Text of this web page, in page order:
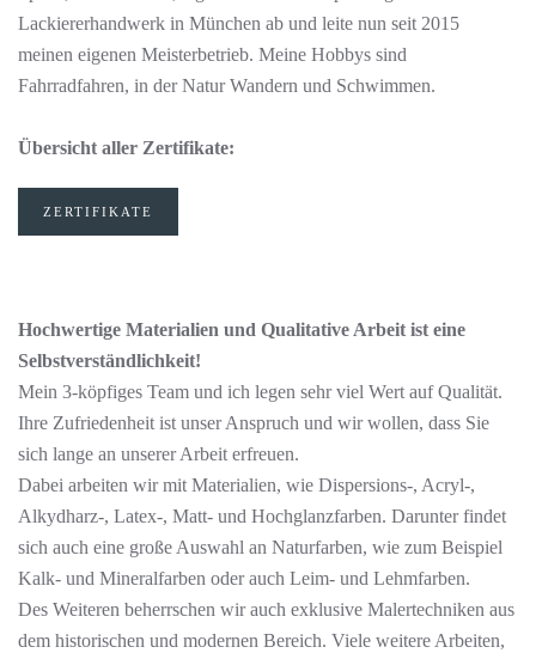
Lackiererhandwerk in München ab und leite nun seit 2015
meinen eigenen Meisterbetrieb. Meine Hobbys sind
Fahrradfahren, in der Natur Wandern und Schwimmen.
Übersicht aller Zertifikate:
ZERTIFIKATE
Hochwertige Materialien und Qualitative Arbeit ist eine
Selbstverständlichkeit!
Mein 3-köpfiges Team und ich legen sehr viel Wert auf Qualität.
Ihre Zufriedenheit ist unser Anspruch und wir wollen, dass Sie
sich lange an unserer Arbeit erfreuen.
Dabei arbeiten wir mit Materialien, wie Dispersions-, Acryl-,
Alkydharz-, Latex-, Matt- und Hochglanzfarben. Darunter findet
sich auch eine große Auswahl an Naturfarben, wie zum Beispiel
Kalk- und Mineralfarben oder auch Leim- und Lehmfarben.
Des Weiteren beherrschen wir auch exklusive Malertechniken aus
dem historischen und modernen Bereich. Viele weitere Arbeiten,